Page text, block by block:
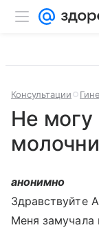
Консультации
Не могу
анонимно
Здравствуйте
Меня